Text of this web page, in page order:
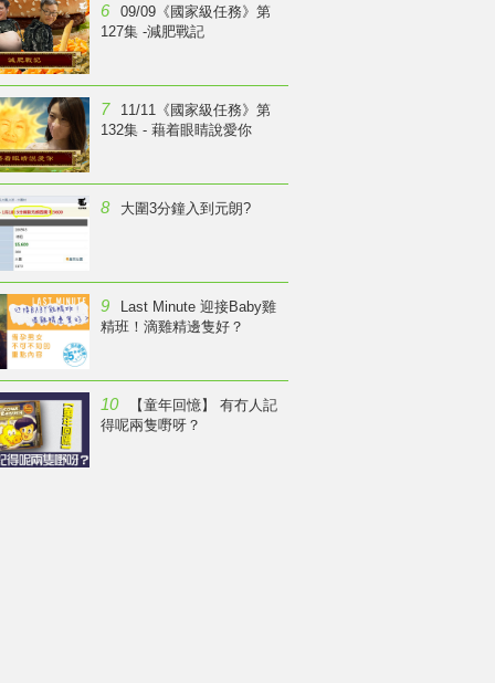
6
09/09《國家級任務》第
127集 -減肥戰記
7
11/11《國家級任務》第
132集 - 藉着眼睛說愛你
8 大圍3分鐘入到元朗?
9
Last Minute 迎接Baby雞
精班！滴雞精邊隻好？
10
【童年回憶】 有冇人記
得呢兩隻嘢呀？